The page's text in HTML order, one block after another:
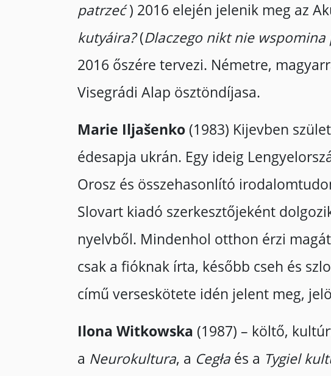
patrzeć) 2016 elején jelenik meg az
kutyáira?(Dlaczego nikt nie wspomina
2016 őszére tervezi. Németre,
Visegrádi Alap ösztöndíjasa.
Marie Iljašenko(1983) Kijevben
édesapja ukrán. Egy ideig
Orosz és összehasonlító
Slovart kiadó szerkesztőjeként
nyelvből. Mindenhol otthon érzi
csak a fióknak írta, később cseh és
című verseskötete idén jelent meg,
Ilona Witkowska (1987) – költő,
a Neurokultura, a Cegłaés a Tygiel